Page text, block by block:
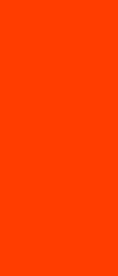
de l’àrea
viuen en àrees
amb poca
aïllades i
En
escoles.